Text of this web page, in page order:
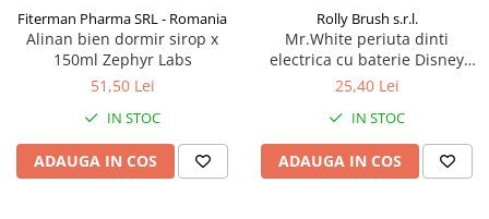
Accesorii
Altele-Mama si copil
Produse pentru ingrijire si
Ingrijire ten
Ingrijire maini si picioare
Fiterman Pharma SRL - Romania
Alinan bien dormir sirop x
150ml Zephyr Labs
51,50 Lei
IN STOC
ADAUGA IN COS
Rolly Brush s.r.l.
Mr.White periuta dinti
electrica cu baterie Disney
Mickey Zephyr Labs
25,40 Lei
IN STOC
ADAUGA IN COS